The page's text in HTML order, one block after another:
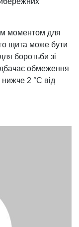
моментом для
щита може бути
боротьби зі
обмеження
2 °С від